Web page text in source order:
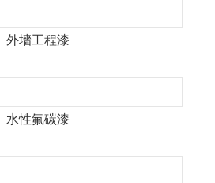
外墻工程漆
水性氟碳漆